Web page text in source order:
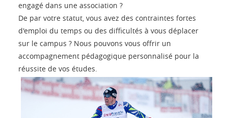
engagé dans une association ?
De par votre statut, vous avez des contraintes fortes
d'emploi du temps ou des difficultés à vous déplacer
sur le campus ? Nous pouvons vous offrir un
accompagnement pédagogique personnalisé pour la
réussite de vos études.